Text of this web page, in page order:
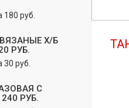
руб.
Х/Б
РУБ.
руб.
С
РУБ.